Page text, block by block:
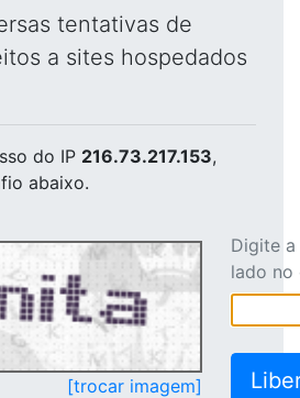
tentativas de
a sites hospedados
do IP 216.73.217.153,
abaixo.
[trocar imagem]
Digite
lado no